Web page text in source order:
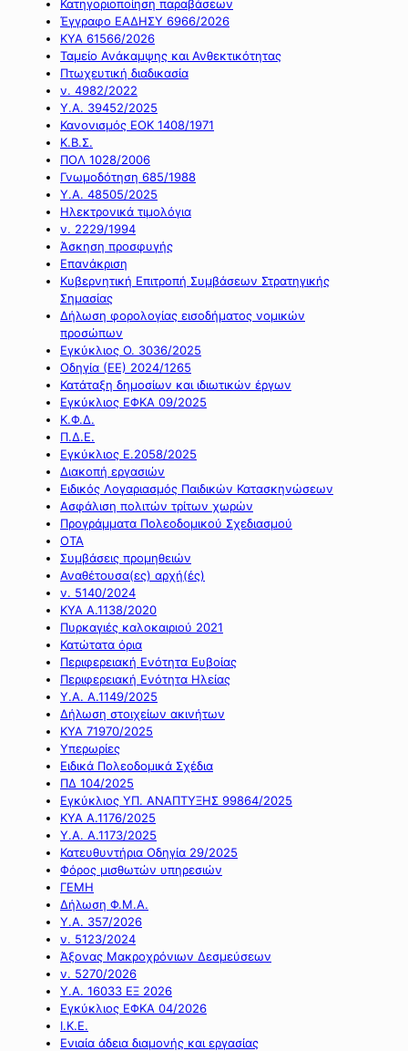
Κατηγοριοποίηση παραβάσεων
Έγγραφο ΕΑΔΗΣΥ 6966/2026
ΚΥΑ 61566/2026
Ταμείο Ανάκαμψης και Ανθεκτικότητας
Πτωχευτική διαδικασία
ν. 4982/2022
Υ.Α. 39452/2025
Κανονισμός ΕΟΚ 1408/1971
Κ.Β.Σ.
ΠΟΛ 1028/2006
Γνωμοδότηση 685/1988
Υ.Α. 48505/2025
Ηλεκτρονικά τιμολόγια
ν. 2229/1994
Άσκηση προσφυγής
Επανάκριση
Κυβερνητική Επιτροπή Συμβάσεων Στρατηγικής
Σημασίας
Δήλωση φορολογίας εισοδήματος νομικών
προσώπων
Εγκύκλιος Ο. 3036/2025
Οδηγία (ΕΕ) 2024/1265
Κατάταξη δημοσίων και ιδιωτικών έργων
Εγκύκλιος ΕΦΚΑ 09/2025
Κ.Φ.Δ.
Π.Δ.Ε.
Εγκύκλιος Ε.2058/2025
Διακοπή εργασιών
Ειδικός Λογαριασμός Παιδικών Κατασκηνώσεων
Ασφάλιση πολιτών τρίτων χωρών
Προγράμματα Πολεοδομικού Σχεδιασμού
ΟΤΑ
Συμβάσεις προμηθειών
Αναθέτουσα(ες) αρχή(ές)
ν. 5140/2024
ΚΥΑ Α.1138/2020
Πυρκαγιές καλοκαιριού 2021
Κατώτατα όρια
Περιφερειακή Ενότητα Ευβοίας
Περιφερειακή Ενότητα Ηλείας
Υ.Α. Α.1149/2025
Δήλωση στοιχείων ακινήτων
ΚΥΑ 71970/2025
Υπερωρίες
Ειδικά Πολεοδομικά Σχέδια
ΠΔ 104/2025
Εγκύκλιος ΥΠ. ΑΝΑΠΤΥΞΗΣ 99864/2025
ΚΥΑ Α.1176/2025
Υ.Α. Α.1173/2025
Κατευθυντήρια Οδηγία 29/2025
Φόρος μισθωτών υπηρεσιών
ΓΕΜΗ
Δήλωση Φ.Μ.Α.
Υ.Α. 357/2026
ν. 5123/2024
Άξονας Μακροχρόνιων Δεσμεύσεων
ν. 5270/2026
Υ.Α. 16033 ΕΞ 2026
Εγκύκλιος ΕΦΚΑ 04/2026
Ι.Κ.Ε.
Ενιαία άδεια διαμονής και εργασίας